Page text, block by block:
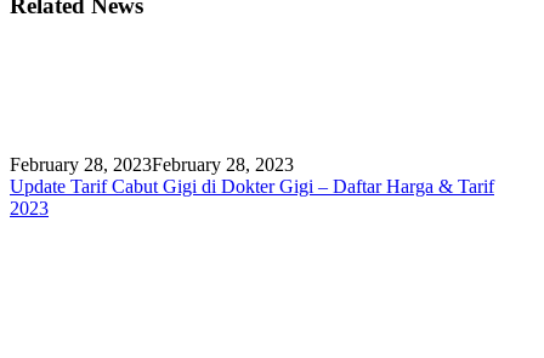
Related News
February 28, 2023February 28, 2023
Update Tarif Cabut Gigi di Dokter Gigi – Daftar Harga & Tarif
2023